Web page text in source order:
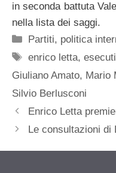
in seconda battuta
nella lista dei saggi.
Categorie
Partiti, politica
Tag
enrico letta,
Giuliano Amato, Mario
Silvio Berlusconi
Enrico Letta
Le consultazioni di